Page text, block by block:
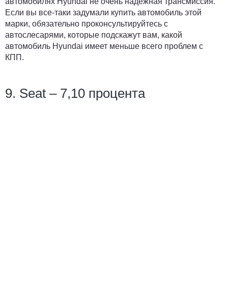
Если вы все-таки задумали купить автомобиль этой
марки, обязательно проконсультируйтесь с
автослесарями, которые подскажут вам, какой
автомобиль Hyundai имеет меньше всего проблем с
КПП.
9. Seat – 7,10 процента